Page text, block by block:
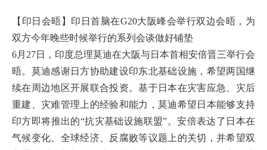
【印日会晤】印日首脑在G20大阪峰会举行双边会晤，为
双方今年晚些时候举行的系列会谈做好铺垫
6月27日，印度总理莫迪在大阪与日本首相安倍晋三举行会
晤。莫迪感谢日方协助建设印东北基础设施，希望两国继
续在周边地区开展联合投资。基于日本在灾害应急、灾后
重建、灾难管理上的经验和能力，莫迪希望日本能够支持
印方即将推出的“抗灾基础设施联盟”。安倍表达了日本在
气候变化、全球经济、反腐败等议题上的关切，并希望双